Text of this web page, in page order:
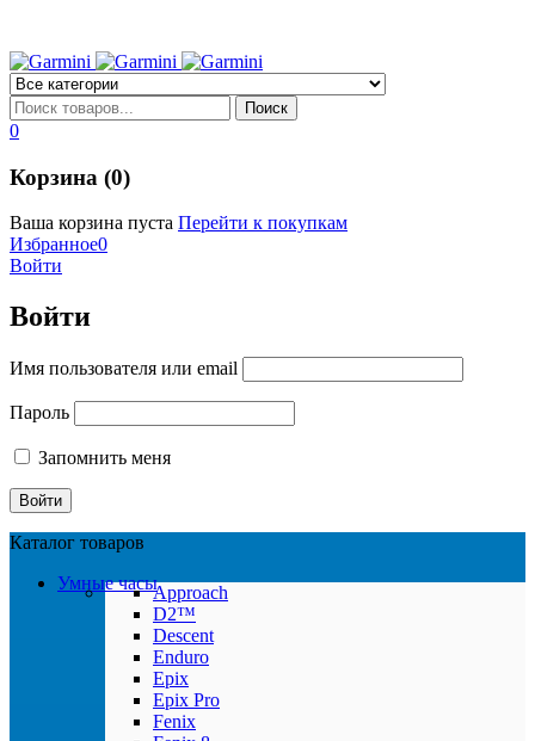
0
Корзина (0)
Ваша корзина пуста Перейти к покупкам
Избранное0
Войти
Войти
Имя пользователя или email
Пароль
Запомнить меня
Каталог товаров
Умные часыApproach
D2™
Descent
Enduro
Epix
Epix Pro
Fenix